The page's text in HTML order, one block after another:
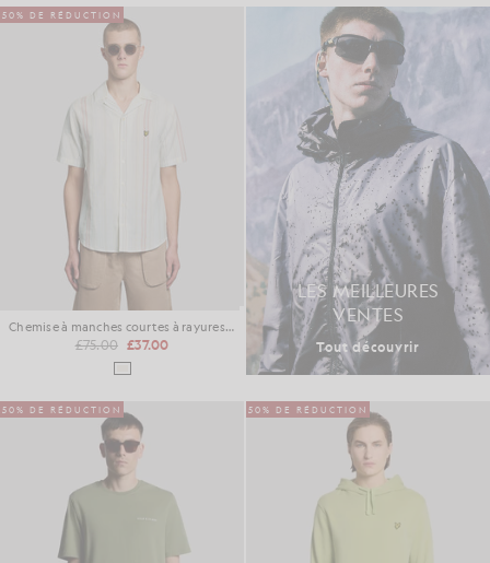
50% DE RÉDUCTION
Chemise à manches courtes à rayures en zigzag
£75.00 £37.00
LES MEILLEURES
VENTES
Tout découvrir
50% DE RÉDUCTION 50% DE RÉDUCTION